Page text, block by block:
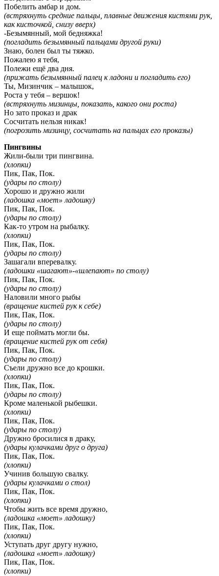
Побелить амбар и дом.
(встряхнуть средние пальцы, плавные движения кистями рук,
как кисточкой, снизу вверх)
-Безымянный, мой бедняжка!
(погладить безымянный пальцами другой руки)
Знаю, болен был ты тяжко.
Пожалею я тебя,
Полежи ещё два дня.
(прижать безымянный палец к ладони и погладить его)
Ты, Мизинчик – малышок,
Роста у тебя – вершок!
(встряхнуть мизинцы, показать, какого они роста)
Но зато проказ и драк
Сосчитать нельзя никак!
(погрозить мизинцу, сосчитать на пальцах его проказы)
Пингвины
Жили-были три пингвина.
(хлопки)
Пик, Пак, Пок.
(удары по столу)
Хорошо и дружно жили
(ладошка «моет» ладошку)
Пик, Пак, Пок.
(удары по столу)
Как-то утром на рыбалку.
(хлопки)
Пик, Пак, Пок.
(удары по столу)
Зашагали вперевалку.
(ладошки «шагают»-«шлепают» по столу)
Пик, Пак, Пок.
(удары по столу)
Наловили много рыбы
(вращение кистей рук к себе)
Пик, Пак, Пок.
(удары по столу)
И еще поймать могли бы.
(вращение кистей рук от себя)
Пик, Пак, Пок.
(удары по столу)
Съели дружно все до крошки.
(хлопки)
Пик, Пак, Пок.
(удары по столу)
Кроме маленькой рыбешки.
(хлопки)
Пик, Пак, Пок.
(удары по столу)
Дружно бросилися в драку,
(удары кулачками друг о друга)
Пик, Пак, Пок.
(хлопки)
Учинив большую свалку.
(удары кулачками о стол)
Пик, Пак, Пок.
(хлопки)
Чтобы жить все время дружно,
(ладошка «моет» ладошку)
Пик, Пак, Пок.
(хлопки)
Уступать друг другу нужно,
(ладошка «моет» ладошку)
Пик, Пак, Пок.
(хлопки)